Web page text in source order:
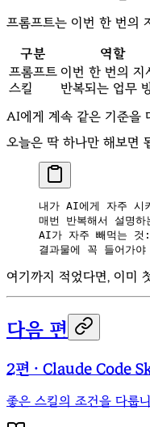
프롬프트는 이번 한 번의
구분
역할
프롬프트 이번 한 번의 지
스킬
반복되는 업무
AI에게 계속 같은 기준을
오늘은 딱 하나만 해보면
내가 AI에게 자주 시
매번 반복해서 설명
AI가 자주 빼먹는 것
결과물에 꼭 들어가
여기까지 적었다면, 이미
다음 편
2편 · Claude Code
좋은 스킬의 조건을 다룹